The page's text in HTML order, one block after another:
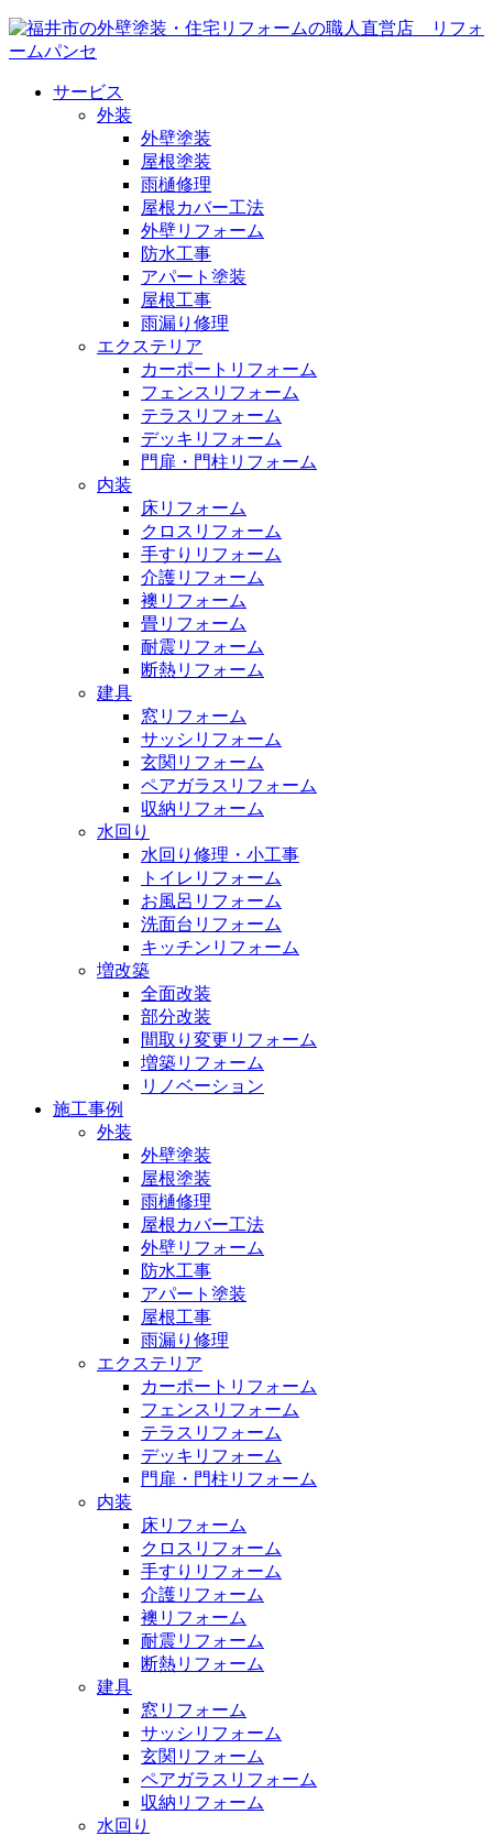
サービス
外装
外壁塗装
屋根塗装
雨樋修理
屋根カバー工法
外壁リフォーム
防水工事
アパート塗装
屋根工事
雨漏り修理
エクステリア
カーポートリフォーム
フェンスリフォーム
テラスリフォーム
デッキリフォーム
門扉・門柱リフォーム
内装
床リフォーム
クロスリフォーム
手すりリフォーム
介護リフォーム
襖リフォーム
畳リフォーム
耐震リフォーム
断熱リフォーム
建具
窓リフォーム
サッシリフォーム
玄関リフォーム
ペアガラスリフォーム
収納リフォーム
水回り
水回り修理・小工事
トイレリフォーム
お風呂リフォーム
洗面台リフォーム
キッチンリフォーム
増改築
全面改装
部分改装
間取り変更リフォーム
増築リフォーム
リノベーション
施工事例
外装
外壁塗装
屋根塗装
雨樋修理
屋根カバー工法
外壁リフォーム
防水工事
アパート塗装
屋根工事
雨漏り修理
エクステリア
カーポートリフォーム
フェンスリフォーム
テラスリフォーム
デッキリフォーム
門扉・門柱リフォーム
内装
床リフォーム
クロスリフォーム
手すりリフォーム
介護リフォーム
襖リフォーム
耐震リフォーム
断熱リフォーム
建具
窓リフォーム
サッシリフォーム
玄関リフォーム
ペアガラスリフォーム
収納リフォーム
水回り